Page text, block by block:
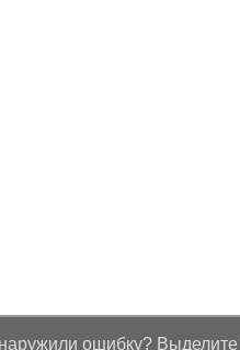
ошибку? Выделите